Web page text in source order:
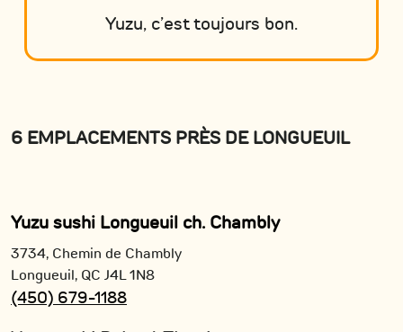
Yuzu, c’est toujours bon.
6 EMPLACEMENTS PRÈS DE LONGUEUIL
Yuzu sushi Longueuil ch. Chambly
3734, Chemin de Chambly
Longueuil, QC J4L 1N8
(450) 679-1188